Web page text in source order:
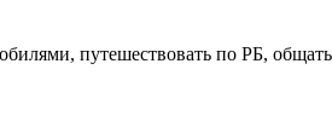
путешествовать по РБ,